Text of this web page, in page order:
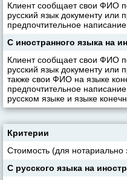
Клиент сообщает свои ФИО
русский язык документу или
предпочтительное
С иностранного языка на
Клиент сообщает свои ФИО
русский язык документу или
также свои ФИО на языке
предпочтительное
русском языке и языке
Критерии
Стоимость (для нотариально
С русского языка на